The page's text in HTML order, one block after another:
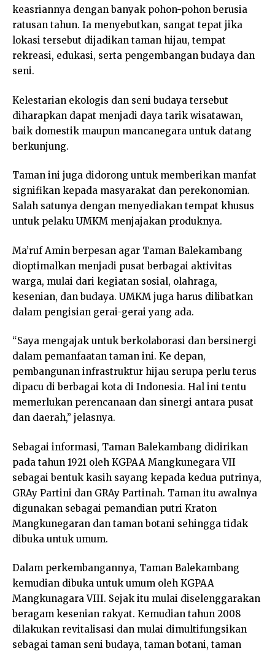
keasriannya dengan banyak pohon-pohon berusia
ratusan tahun. Ia menyebutkan, sangat tepat jika
lokasi tersebut dijadikan taman hijau, tempat
rekreasi, edukasi, serta pengembangan budaya dan
seni.
Kelestarian ekologis dan seni budaya tersebut
diharapkan dapat menjadi daya tarik wisatawan,
baik domestik maupun mancanegara untuk datang
berkunjung.
Taman ini juga didorong untuk memberikan manfat
signifikan kepada masyarakat dan perekonomian.
Salah satunya dengan menyediakan tempat khusus
untuk pelaku UMKM menjajakan produknya.
Ma’ruf Amin berpesan agar Taman Balekambang
dioptimalkan menjadi pusat berbagai aktivitas
warga, mulai dari kegiatan sosial, olahraga,
kesenian, dan budaya. UMKM juga harus dilibatkan
dalam pengisian gerai-gerai yang ada.
“Saya mengajak untuk berkolaborasi dan bersinergi
dalam pemanfaatan taman ini. Ke depan,
pembangunan infrastruktur hijau serupa perlu terus
dipacu di berbagai kota di Indonesia. Hal ini tentu
memerlukan perencanaan dan sinergi antara pusat
dan daerah,” jelasnya.
Sebagai informasi, Taman Balekambang didirikan
pada tahun 1921 oleh KGPAA Mangkunegara VII
sebagai bentuk kasih sayang kepada kedua putrinya,
GRAy Partini dan GRAy Partinah. Taman itu awalnya
digunakan sebagai pemandian putri Kraton
Mangkunegaran dan taman botani sehingga tidak
dibuka untuk umum.
Dalam perkembangannya, Taman Balekambang
kemudian dibuka untuk umum oleh KGPAA
Mangkunagara VIII. Sejak itu mulai diselenggarakan
beragam kesenian rakyat. Kemudian tahun 2008
dilakukan revitalisasi dan mulai dimultifungsikan
sebagai taman seni budaya, taman botani, taman